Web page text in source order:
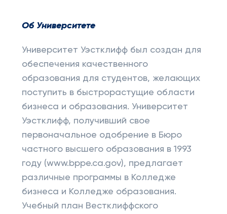
Об Университете
Университет Уэстклифф был создан для
обеспечения качественного
образования для студентов, желающих
поступить в быстрорастущие области
бизнеса и образования. Университет
Уэстклифф, получивший свое
первоначальное одобрение в Бюро
частного высшего образования в 1993
году (www.bppe.ca.gov), предлагает
различные программы в Колледже
бизнеса и Колледже образования.
Учебный план Вестклиффского